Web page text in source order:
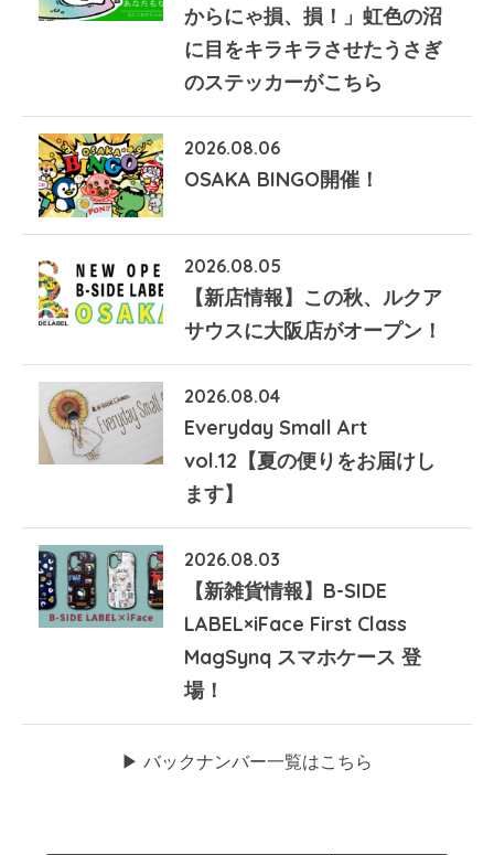
からにゃ損、損！」虹色の沼
に目をキラキラさせたうさぎ
のステッカーがこちら
2026.08.06
OSAKA BINGO開催！
2026.08.05
【新店情報】この秋、ルクア
サウスに大阪店がオープン！
2026.08.04
Everyday Small Art
vol.12【夏の便りをお届けし
ます】
2026.08.03
【新雑貨情報】B-SIDE
LABEL×iFace First Class
MagSynq スマホケース 登
場！
▶︎ バックナンバー一覧はこちら